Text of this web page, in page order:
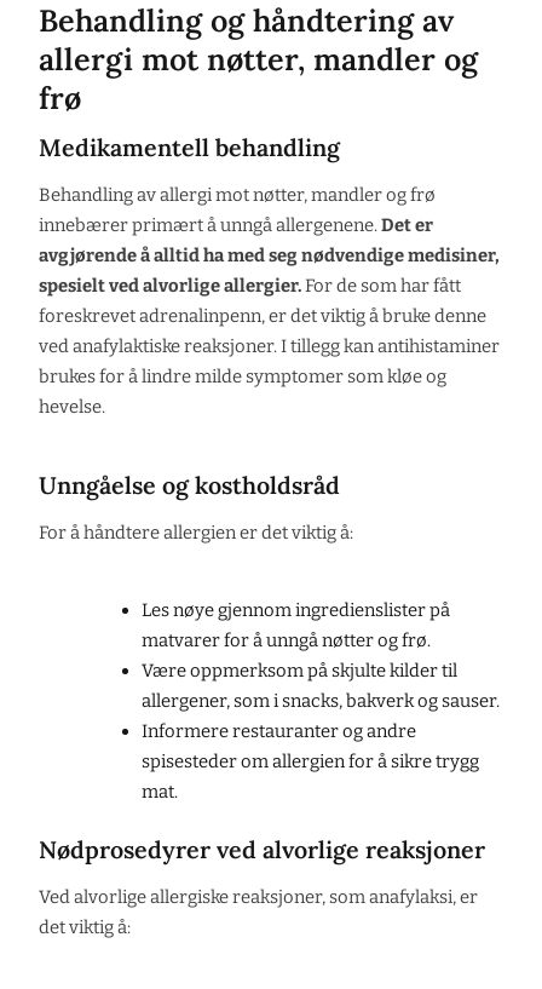
Behandling og håndtering av
allergi mot nøtter, mandler og
frø
Medikamentell behandling
Behandling av allergi mot nøtter, mandler og frø
innebærer primært å unngå allergenene.Det er
avgjørende å alltid ha med seg nødvendige medisiner,
spesielt ved alvorlige allergier.For de som har fått
foreskrevet adrenalinpenn, er det viktig å bruke denne
ved anafylaktiske reaksjoner. I tillegg kan antihistaminer
brukes for å lindre milde symptomer som kløe og
hevelse.
Unngåelse og kostholdsråd
For å håndtere allergien er det viktig å:
Les nøye gjennom ingredienslister på
matvarer for å unngå nøtter og frø.
Være oppmerksom på skjulte kilder til
allergener, som i snacks, bakverk og sauser.
Informere restauranter og andre
spisesteder om allergien for å sikre trygg
mat.
Nødprosedyrer ved alvorlige reaksjoner
Ved alvorlige allergiske reaksjoner, som anafylaksi, er
det viktig å: